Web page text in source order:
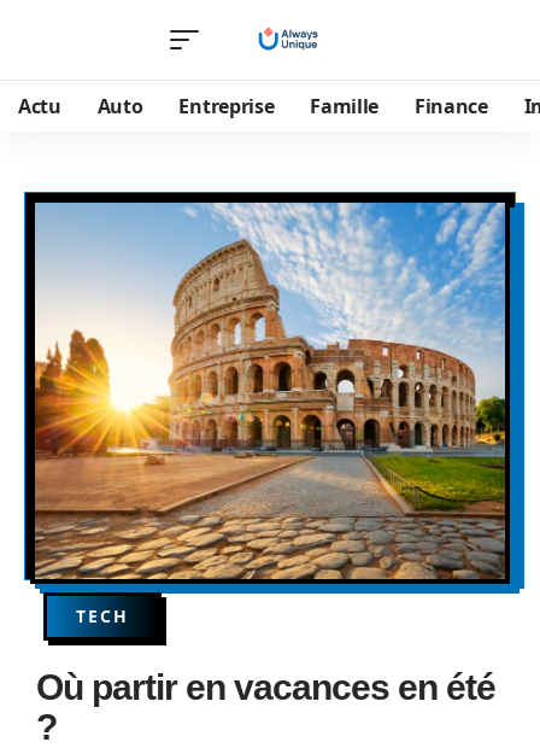
Actu Auto Entreprise Famille Finance
TECH
Où partir en vacances en été
?